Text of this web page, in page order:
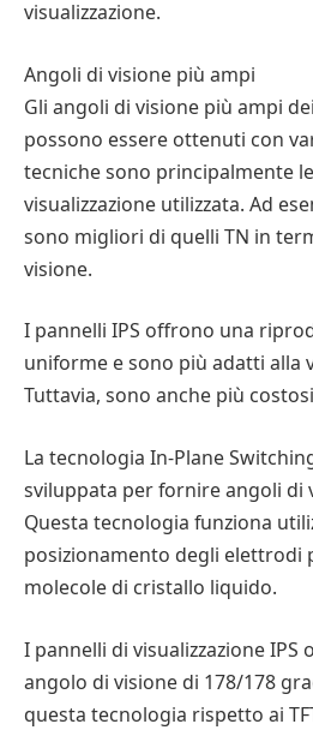
visualizzazione.
Angoli di visione più ampi
Gli angoli di visione più ampi
possono essere ottenuti con
tecniche sono principalmente
visualizzazione utilizzata. Ad
sono migliori di quelli TN in
visione.
I pannelli IPS offrono una
uniforme e sono più adatti alla
Tuttavia, sono anche più
La tecnologia In-Plane
sviluppata per fornire angoli di
Questa tecnologia funziona
posizionamento degli elettrodi
molecole di cristallo liquido.
I pannelli di visualizzazione
angolo di visione di 178/178
questa tecnologia rispetto ai